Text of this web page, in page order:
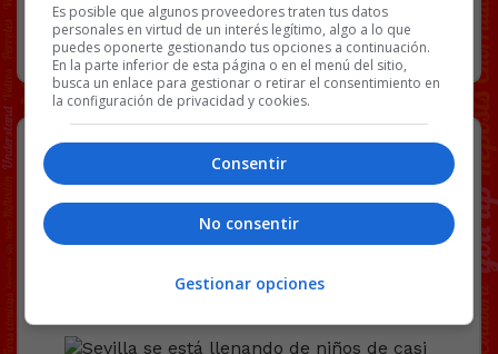
SIN CATEGORÍA 11 OCTUBRE, 2020
Sevilla se está llenando de niños de
casi 4 metros…
Es posible que algunos proveedores traten tus datos
personales en virtud de un interés legítimo, algo a lo que
puedes oponerte gestionando tus opciones a continuación.
En la parte inferior de esta página o en el menú del sitio,
busca un enlace para gestionar o retirar el consentimiento en
la configuración de privacidad y cookies.
Consentir
No consentir
Gestionar opciones